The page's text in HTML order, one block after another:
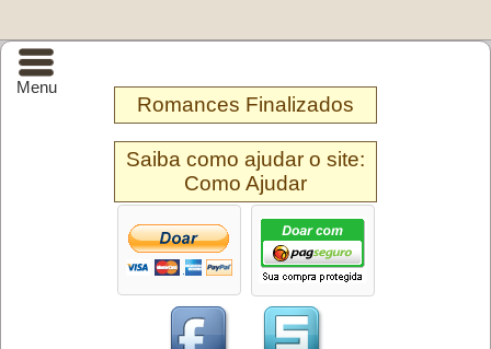
Menu
Romances Finalizados
Saiba como ajudar o site:
Como Ajudar